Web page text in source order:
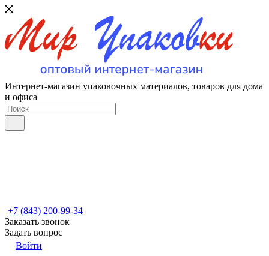
Интернет-магазин упаковочных материалов, товаров для дома
и офиса
+7 (843) 200-99-34
Заказать звонок
Задать вопрос
Войти